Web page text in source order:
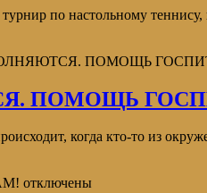
по настольному
ПОМОЩЬ
ПОМОЩЬ
когда кто-то из
отключены